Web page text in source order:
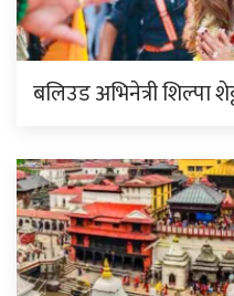
बलिउड अभिनेत्री शिल्पा